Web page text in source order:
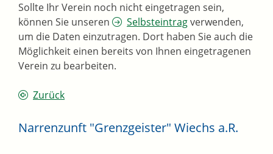
Sollte Ihr Verein noch nicht eingetragen sein,
können Sie unseren
Selbsteintragverwenden,
um die Daten einzutragen. Dort haben Sie auch die
Möglichkeit einen bereits von Ihnen eingetragenen
Verein zu bearbeiten.
Zurück
Narrenzunft "Grenzgeister" Wiechs a.R.